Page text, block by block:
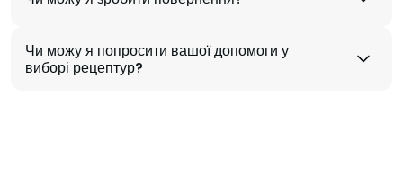
Чи можу я попросити вашої допомоги у
виборі рецептур?